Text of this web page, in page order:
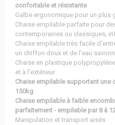
confortable et résistante
Galbe ergonomique pour un plus
Chaise empilable parfaite pour
contemporaines ou classiques,
Chaise empilable très facile
un chiffon doux et de l'eau
Chaise en plastique
et à l'extérieur
Chaise empilable supportant une
150kg
Chaise empilable à faible
parfaitement - empilable par 8 à
Manipulation et transport aisés